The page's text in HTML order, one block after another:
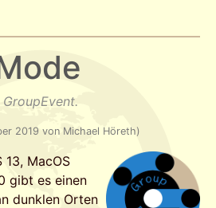
2019 von Michael Höreth)
13, MacOS
gibt es einen
dunklen Orten